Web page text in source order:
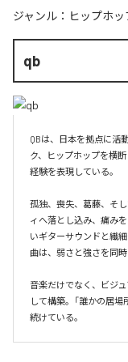
ジャンル： ヒップホ
qb
QBは、日本を拠点に活
ク、ヒップホップを横
経験を表現している。
孤独、喪失、葛藤、そ
ィへ落とし込み、痛み
いギターサウンドと繊
曲は、弱さと強さを同時
音楽だけでなく、ビジ
して構築。「誰かの居
続けている。